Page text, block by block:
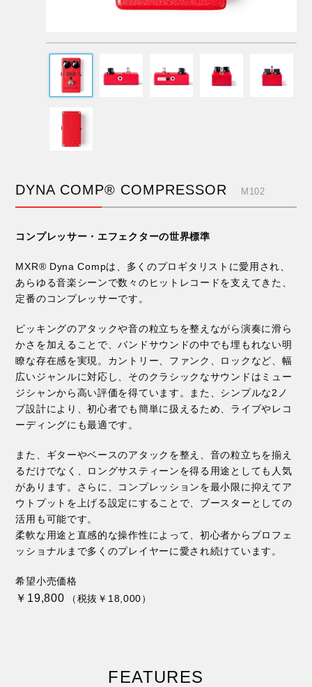
DYNA COMP® COMPRESSOR M102
コンプレッサー・エフェクターの世界標準
MXR® Dyna Compは、多くのプロギタリストに愛用され、
あらゆる音楽シーンで数々のヒットレコードを支えてきた、
定番のコンプレッサーです。
ピッキングのアタックや音の粒立ちを整えながら演奏に滑ら
かさを加えることで、バンドサウンドの中でも埋もれない明
瞭な存在感を実現。カントリー、ファンク、ロックなど、幅
広いジャンルに対応し、そのクラシックなサウンドはミュー
ジシャンから高い評価を得ています。また、シンプルな2ノ
ブ設計により、初心者でも簡単に扱えるため、ライブやレコ
ーディングにも最適です。
また、ギターやベースのアタックを整え、音の粒立ちを揃え
るだけでなく、ロングサスティーンを得る用途としても人気
があります。さらに、コンプレッションを最小限に抑えてア
ウトプットを上げる設定にすることで、ブースターとしての
活用も可能です。
柔軟な用途と直感的な操作性によって、初心者からプロフェ
ッショナルまで多くのプレイヤーに愛され続けています。
希望小売価格
￥19,800 （税抜￥18,000）
FEATURES